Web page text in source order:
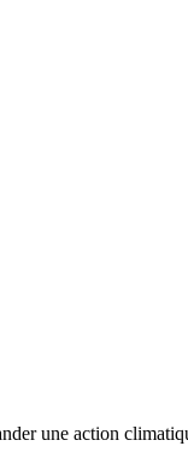
une action